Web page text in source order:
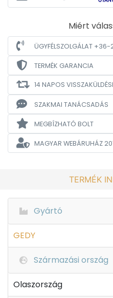
Miért
ÜGYFÉLSZOLGÁLAT
TERMÉK GARANCIA
14 NAPOS
SZAKMAI TANÁCSADÁS
MEGBÍZHATÓ BOLT
MAGYAR WEBÁRUHÁZ
TERMÉK
Gyártó
GEDY
Származási ország
Olaszország